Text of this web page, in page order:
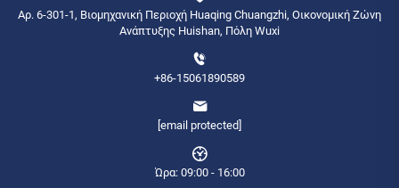
Αρ. 6-301-1, Βιομηχανική Περιοχή Huaqing Chuangzhi, Οικονομική Ζώνη
Ανάπτυξης Huishan, Πόλη Wuxi
+86-15061890589
[email protected]
Ώρα: 09:00 - 16:00